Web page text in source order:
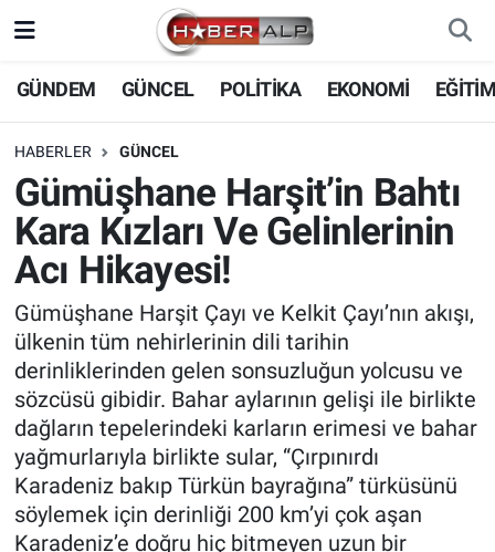
GÜNDEM GÜNCEL POLİTİKA EKONOMİ
HABERLER GÜNCEL
Gümüşhane Harşit’in Bahtı
Kara Kızları Ve Gelinlerinin
Acı Hikayesi!
Gümüşhane Harşit Çayı ve Kelkit Çayı’nın akışı,
ülkenin tüm nehirlerinin dili tarihin
derinliklerinden gelen sonsuzluğun yolcusu ve
sözcüsü gibidir. Bahar aylarının gelişi ile birlikte
dağların tepelerindeki karların erimesi ve bahar
yağmurlarıyla birlikte sular, “Çırpınırdı
Karadeniz bakıp Türkün bayrağına” türküsünü
söylemek için derinliği 200 km’yi çok aşan
Karadeniz’e doğru hiç bitmeyen uzun bir
Nöbetçi Eczaneler
Hava Durumu
Trafik Durumu
Süper Lig Puan Durumu ve Fikstür
Tüm Manşetler
Son Dakika Haberleri
Haber Arşivi